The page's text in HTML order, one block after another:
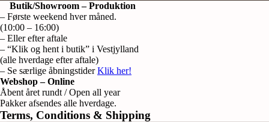
Butik/Showroom – Produktion
– Første weekend hver måned.
(10:00 – 16:00)
– Eller efter aftale
– “Klik og hent i butik” i Vestjylland
(alle hverdage efter aftale)
– Se særlige åbningstiderKlik her!
Webshop – Online
Åbent året rundt / Open all year
Pakker afsendes alle hverdage.
Terms, Conditions & Shipping